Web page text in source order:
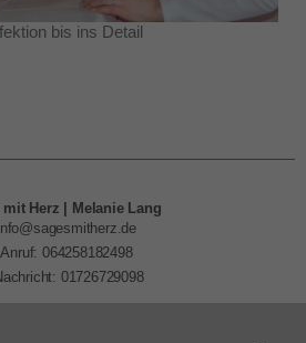
bis ins Detail
mit Herz | Melanie Lang
Anruf: 064258182498
01726729098